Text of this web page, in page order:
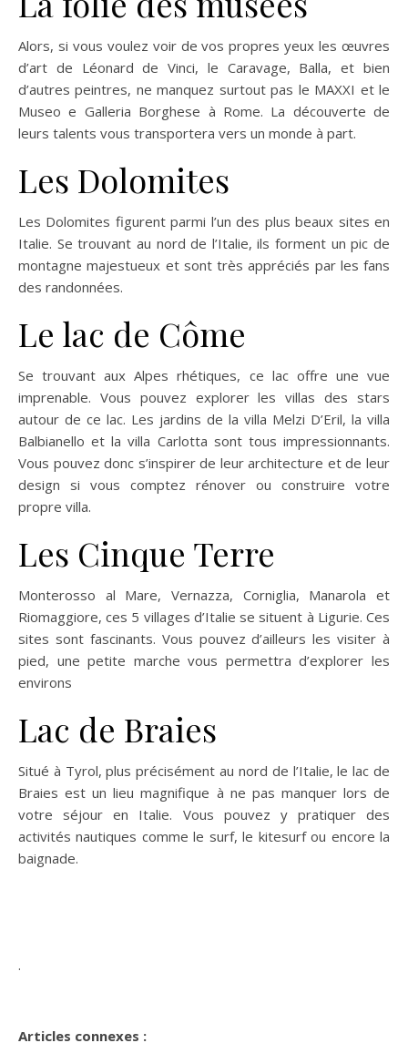
Alors, si vous voulez voir de vos propres yeux les œuvres
d’art de Léonard de Vinci, le Caravage, Balla, et bien
d’autres peintres, ne manquez surtout pas le MAXXI et le
Museo e Galleria Borghese à Rome. La découverte de
leurs talents vous transportera vers un monde à part.
Les Dolomites
Les Dolomites figurent parmi l’un des plus beaux sites en
Italie. Se trouvant au nord de l’Italie, ils forment un pic de
montagne majestueux et sont très appréciés par les fans
des randonnées.
Le lac de Côme
Se trouvant aux Alpes rhétiques, ce lac offre une vue
imprenable. Vous pouvez explorer les villas des stars
autour de ce lac. Les jardins de la villa Melzi D’Eril, la villa
Balbianello et la villa Carlotta sont tous impressionnants.
Vous pouvez donc s’inspirer de leur architecture et de leur
design si vous comptez rénover ou construire votre
propre villa.
Les Cinque Terre
Monterosso al Mare, Vernazza, Corniglia, Manarola et
Riomaggiore, ces 5 villages d’Italie se situent à Ligurie. Ces
sites sont fascinants. Vous pouvez d’ailleurs les visiter à
pied, une petite marche vous permettra d’explorer les
environs
Lac de Braies
Situé à Tyrol, plus précisément au nord de l’Italie, le lac de
Braies est un lieu magnifique à ne pas manquer lors de
votre séjour en Italie. Vous pouvez y pratiquer des
activités nautiques comme le surf, le kitesurf ou encore la
baignade.
.
Articles connexes :